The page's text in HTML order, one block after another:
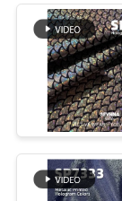
NOS
NOTÍCIA
CASOS